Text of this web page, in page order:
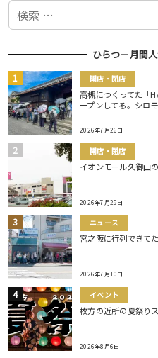
検
ひらつー月間
開店・閉店
高槻につくってた「
ープンしてる。シロ
2026年7月26日
開店・閉店
イオンモール久御山
2026年7月29日
ニュース
宮之阪に行列できて
2026年7月10日
イベント
枚方の近所の夏祭り
2026年8月6日